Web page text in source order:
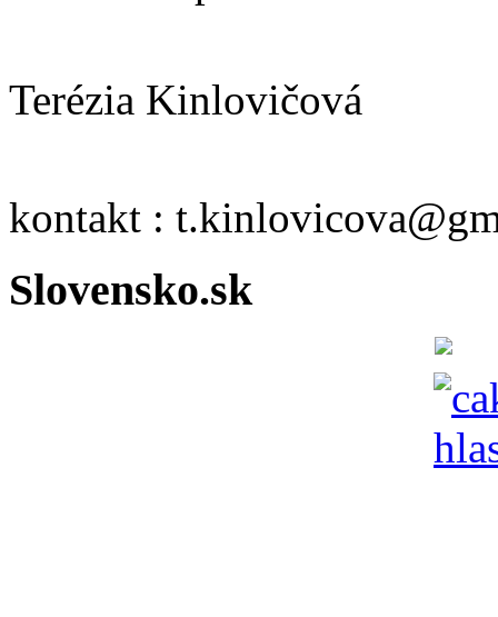
Terézia Kinlovičová
kontakt :
Slovensko.sk